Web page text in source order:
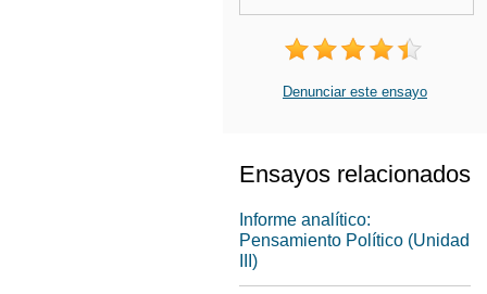
Denunciar este ensayo
Ensayos relacionados
Informe analítico:
Pensamiento Político (Unidad
III)